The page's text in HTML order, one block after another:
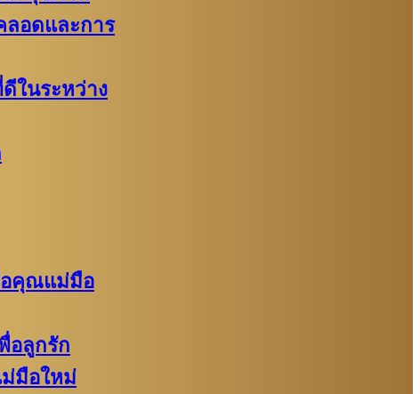
ลอดและการ
ในระหว่าง
อคุณแม่มือ
อลูกรัก
มือใหม่